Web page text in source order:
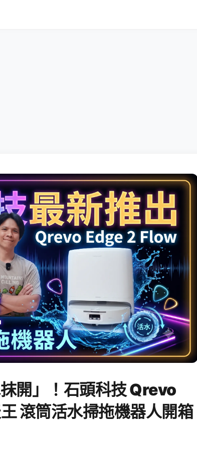
開」！石頭科技 Qrevo
滾筒活水掃拖機器人開箱